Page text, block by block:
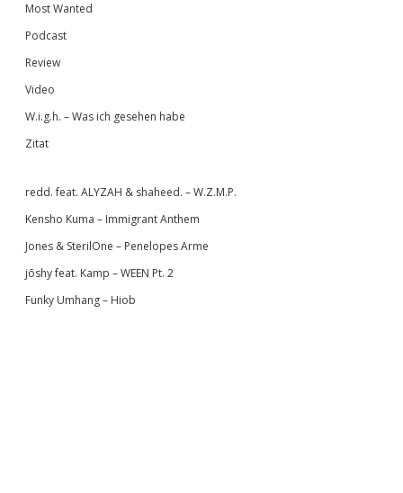
Most Wanted
Podcast
Review
Video
W.i.g.h. – Was ich gesehen habe
Zitat
redd. feat. ALYZAH & shaheed. – W.Z.M.P.
Kensho Kuma – Immigrant Anthem
Jones & SterilOne – Penelopes Arme
jōshy feat. Kamp – WEEN Pt. 2
Funky Umhang – Hiob